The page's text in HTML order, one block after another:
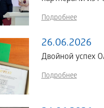
Подробнее
26.06.2026
Двойной успех
Подробнее